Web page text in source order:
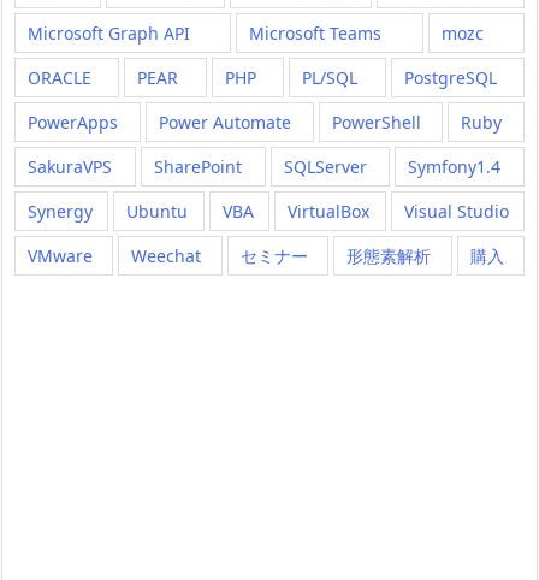
Microsoft Graph API
Microsoft Teams
mozc
ORACLE
PEAR PHP PL/SQL
PostgreSQL
PowerApps
Power Automate PowerShell
Ruby
SakuraVPS
SharePoint SQLServer
Symfony1.4
Synergy
Ubuntu VBA VirtualBox
Visual Studio
VMware
Weechat セミナー 形態素解析 購入